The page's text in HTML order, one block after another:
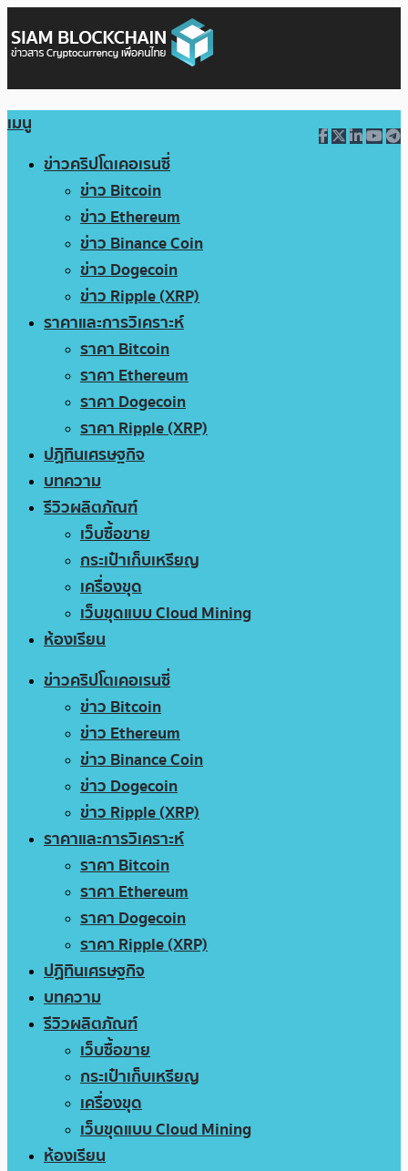
เมนู
ข่าวคริปโตเคอเรนซี่
ข่าว Bitcoin
ข่าว Ethereum
ข่าว Binance Coin
ข่าว Dogecoin
ข่าว Ripple (XRP)
ราคาและการวิเคราะห์
ราคา Bitcoin
ราคา Ethereum
ราคา Dogecoin
ราคา Ripple (XRP)
ปฏิทินเศรษฐกิจ
บทความ
รีวิวผลิตภัณฑ์
เว็บซื้อขาย
กระเป๋าเก็บเหรียญ
เครื่องขุด
เว็บขุดแบบ Cloud Mining
ห้องเรียน
ข่าวคริปโตเคอเรนซี่
ข่าว Bitcoin
ข่าว Ethereum
ข่าว Binance Coin
ข่าว Dogecoin
ข่าว Ripple (XRP)
ราคาและการวิเคราะห์
ราคา Bitcoin
ราคา Ethereum
ราคา Dogecoin
ราคา Ripple (XRP)
ปฏิทินเศรษฐกิจ
บทความ
รีวิวผลิตภัณฑ์
เว็บซื้อขาย
กระเป๋าเก็บเหรียญ
เครื่องขุด
เว็บขุดแบบ Cloud Mining
ห้องเรียน